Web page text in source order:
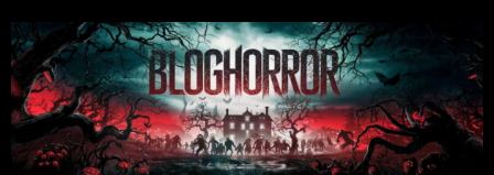
TO
CONTENT